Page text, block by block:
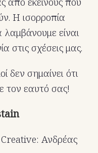
Η ισορροπία
λαμβάνουμε είναι
στις σχέσεις μας.
δεν σημαίνει ότι
τον εαυτό σας!
Ανδρέας